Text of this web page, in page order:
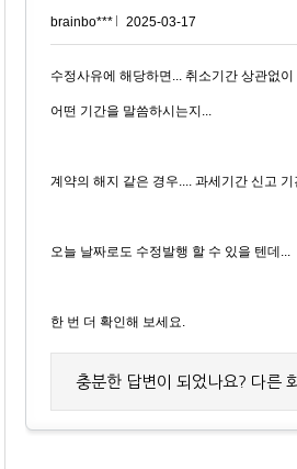
brainbo*** 2025-03-17
수정사유에 해당하면... 취소기간 상관없
어떤 기간을 말씀하시는지...
계약의 해지 같은 경우.... 과세기간 신고
오늘 날짜로도 수정발행 할 수 있을 텐데...
한 번 더 확인해 보세요.
충분한 답변이 되었나요? 다른